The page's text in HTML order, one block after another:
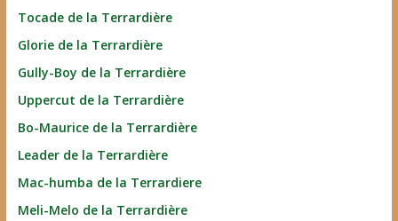
Tocade de la Terrardière
Glorie de la Terrardière
Gully-Boy de la Terrardière
Uppercut de la Terrardière
Bo-Maurice de la Terrardière
Leader de la Terrardière
Mac-humba de la Terrardiere
Meli-Melo de la Terrardière